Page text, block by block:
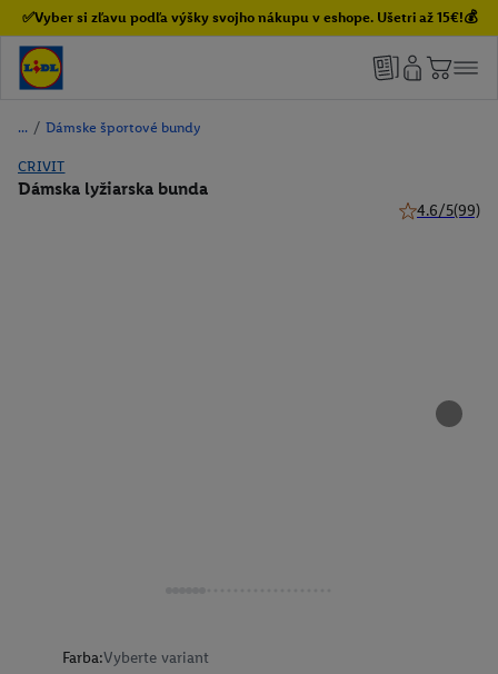
✅Vyber si zľavu podľa výšky svojho nákupu v eshope. Ušetri až 15€!💰
/ Dámske športové bundy
CRIVIT
Dámska lyžiarska bunda
4.6/5(99)
Farba:Vyberte variant